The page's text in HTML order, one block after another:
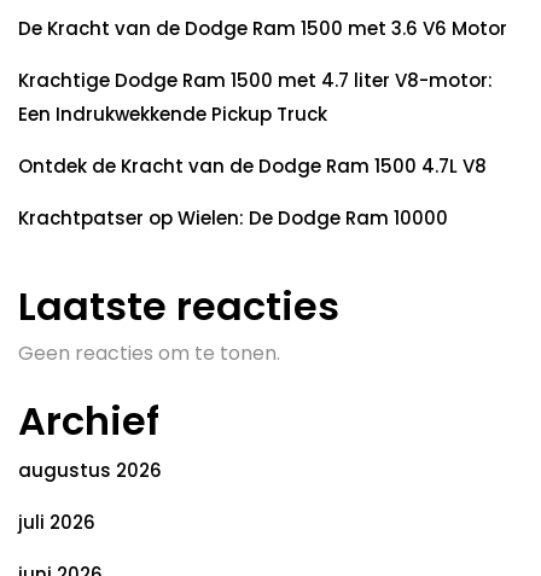
De Kracht van de Dodge Ram 1500 met 3.6 V6 Motor
Krachtige Dodge Ram 1500 met 4.7 liter V8-motor:
Een Indrukwekkende Pickup Truck
Ontdek de Kracht van de Dodge Ram 1500 4.7L V8
Krachtpatser op Wielen: De Dodge Ram 10000
Laatste reacties
Geen reacties om te tonen.
Archief
augustus 2026
juli 2026